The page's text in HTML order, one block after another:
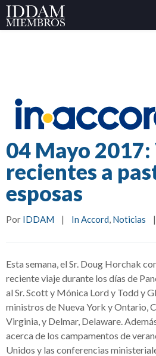
04 Mayo
recientes a
esposas
Por IDDAM | In Accord, Noticias |
Esta semana, el Sr. Doug Horchak
reciente viaje durante los días de
al Sr. Scott y Mónica Lord y Todd y
ministros de Nueva York y Ontario,
Virginia, y Delmar, Delaware.
acerca de los campamentos de
Unidos y las conferencias